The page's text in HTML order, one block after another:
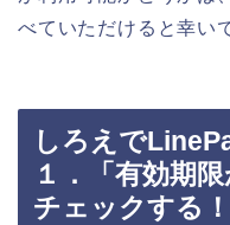
べていただけると幸い
しろえで
１．「有効期
チェックする！